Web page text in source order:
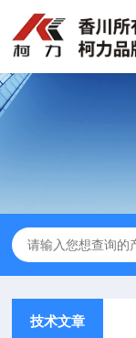
技术文章